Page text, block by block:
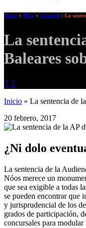
Inicio » Blog » General : La
La
Baleares
 
Inicio » La sentencia de
20 febrero, 2017
¿Ni dolo
La sentencia de la
Nóos merece un
que sea exigible a todas
se pueden encontrar que
y jurisprudencial de los
grados de participación,
concursales para